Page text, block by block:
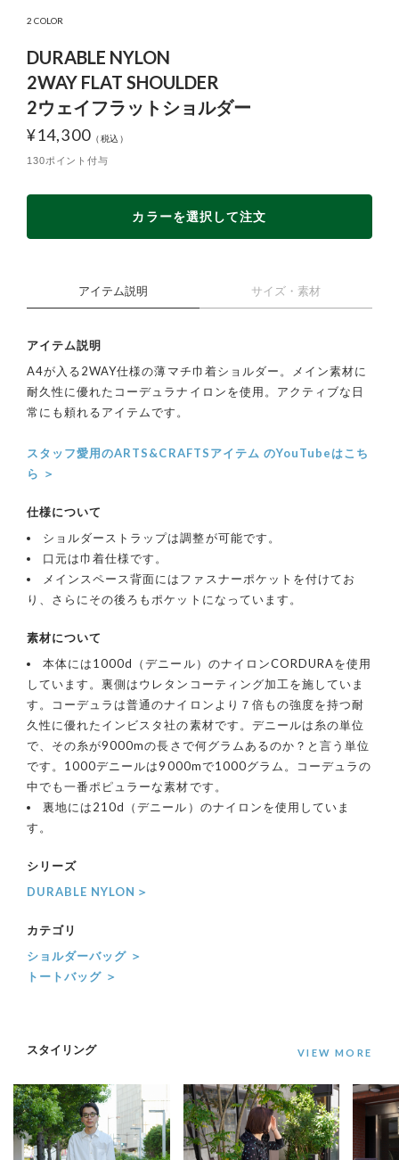
2 COLOR
DURABLE NYLON
2WAY FLAT SHOULDER
2ウェイフラットショルダー
¥14,300
130ポイント付与
カラーを選択して注文
アイテム説明 サイズ・素材
アイテム説明
A4が入る2WAY仕様の薄マチ巾着ショルダー。メイン素材に
耐久性に優れたコーデュラナイロンを使用。アクティブな日
常にも頼れるアイテムです。
スタッフ愛用のARTS&CRAFTSアイテム のYouTubeはこち
ら ＞
仕様について
ショルダーストラップは調整が可能です。
口元は巾着仕様です。
メインスペース背面にはファスナーポケットを付けてお
り、さらにその後ろもポケットになっています。
素材について
本体には1000d（デニール）のナイロンCORDURAを使用
しています。裏側はウレタンコーティング加工を施していま
す。コーデュラは普通のナイロンより７倍もの強度を持つ耐
久性に優れたインビスタ社の素材です。デニールは糸の単位
で、その糸が9000mの長さで何グラムあるのか？と言う単位
です。1000デニールは9000mで1000グラム。コーデュラの
中でも一番ポピュラーな素材です。
裏地には210d（デニール）のナイロンを使用していま
す。
シリーズ
DURABLE NYLON＞
カテゴリ
ショルダーバッグ ＞
トートバッグ ＞
スタイリング